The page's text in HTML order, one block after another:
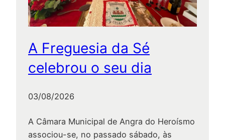
d
a
e
s
D
s
o
r
A Freguesia da Sé
celebrou o seu dia
03/08/2026
A Câmara Municipal de Angra do Heroísmo
associou-se, no passado sábado, às